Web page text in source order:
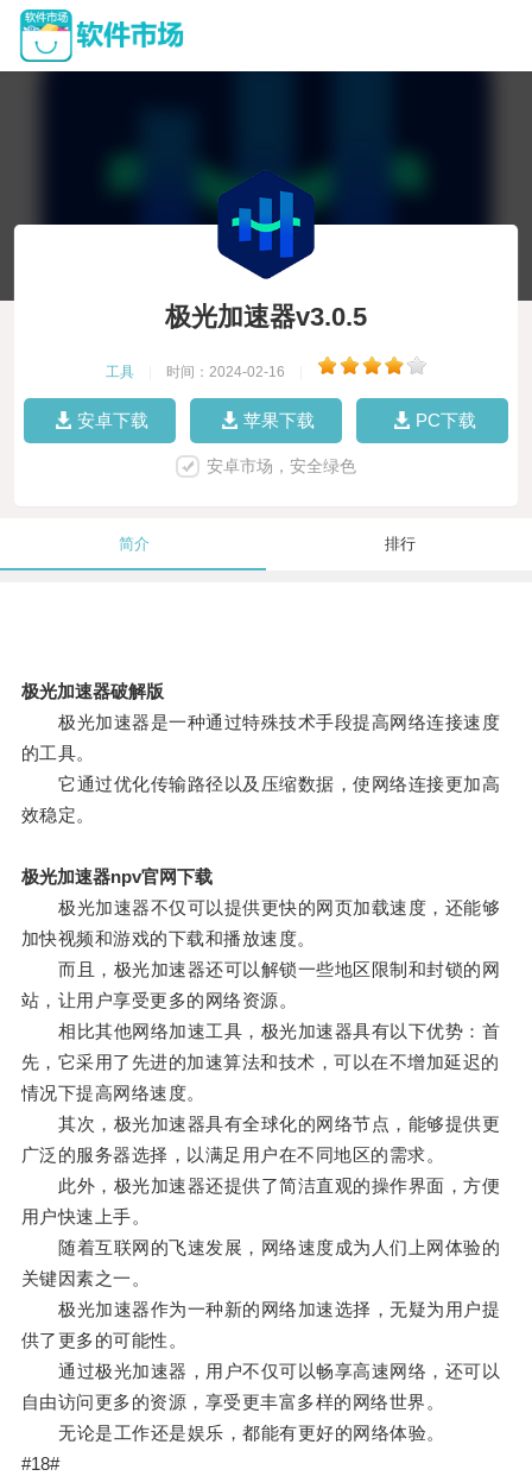
极光加速器v3.0.5
工具 时间：2024-02-16
安卓下载 苹果下载 PC下载
安卓市场，安全绿色
简介 排行
极光加速器破解版
极光加速器是一种通过特殊技术手段提高网络连接速度
的工具。
它通过优化传输路径以及压缩数据，使网络连接更加高
效稳定。
极光加速器npv官网下载
极光加速器不仅可以提供更快的网页加载速度，还能够
加快视频和游戏的下载和播放速度。
而且，极光加速器还可以解锁一些地区限制和封锁的网
站，让用户享受更多的网络资源。
相比其他网络加速工具，极光加速器具有以下优势：首
先，它采用了先进的加速算法和技术，可以在不增加延迟的
情况下提高网络速度。
其次，极光加速器具有全球化的网络节点，能够提供更
广泛的服务器选择，以满足用户在不同地区的需求。
此外，极光加速器还提供了简洁直观的操作界面，方便
用户快速上手。
随着互联网的飞速发展，网络速度成为人们上网体验的
关键因素之一。
极光加速器作为一种新的网络加速选择，无疑为用户提
供了更多的可能性。
通过极光加速器，用户不仅可以畅享高速网络，还可以
自由访问更多的资源，享受更丰富多样的网络世界。
无论是工作还是娱乐，都能有更好的网络体验。
#18#